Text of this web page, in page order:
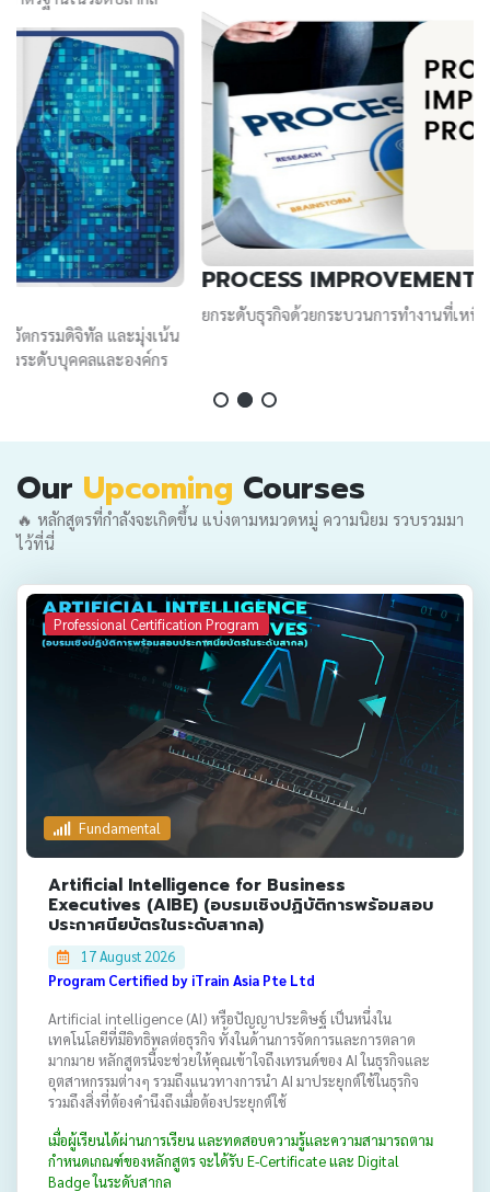
PROCESS IMPROVEMENT PROGRAM
ยกระดับธุรกิจด้วยกระบวนการทำงานที่เหนือชั้น
Our Upcoming Courses
🔥 หลักสูตรที่กำลังจะเกิดขึ้น แบ่งตามหมวดหมู่ ความนิยม รวบรวมมา
ไว้ที่นี่
Professional Certification Program
Fundamental
Artificial Intelligence for Business
Executives (AIBE) (อบรมเชิงปฏิบัติการพร้อมสอบ
ประกาศนียบัตรในระดับสากล)
17 August 2026
Program Certified by iTrain Asia Pte Ltd
Artificial intelligence (AI) หรือปัญญาประดิษฐ์ เป็นหนึ่งใน
เทคโนโลยีที่มีอิทธิพลต่อธุรกิจ ทั้งในด้านการจัดการและการตลาด
มากมาย หลักสูตรนี้จะช่วยให้คุณเข้าใจถึงเทรนด์ของ AI ในธุรกิจและ
อุตสาหกรรมต่างๆ รวมถึงแนวทางการนำ AI มาประยุกต์ใช้ในธุรกิจ
รวมถึงสิ่งที่ต้องคำนึงถึงเมื่อต้องประยุกต์ใช้
เมื่อผู้เรียนได้ผ่านการเรียน และทดสอบความรู้และความสามารถตาม
กำหนดเกณฑ์ของหลักสูตร จะได้รับ E-Certificate และ Digital
Badge ในระดับสากล